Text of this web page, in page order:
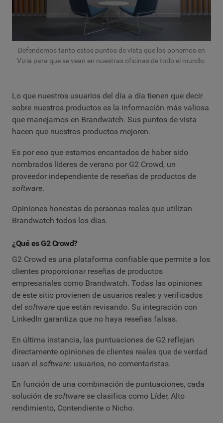
Defendemos tanto estos puntos de vista que los ponemos en
Vizia para que se vean en nuestras oficinas de todo el mundo.
Lo que nuestros usuarios del día a día tienen que decir
sobre nuestros productos es la información más valiosa
que manejamos en Brandwatch. Sus puntos de vista
hacen que nuestros productos mejoren.
Es por eso que estamos encantados de haber sido
nombrados líderes de verano por G2 Crowd, un
proveedor independiente de reseñas de productos de
software.
Opiniones honestas de personas reales que utilizan
Brandwatch todos los días.
¿Qué es G2 Crowd?
G2 Crowd es una plataforma confiable que permite a los
clientes proporcionar reseñas de productos
empresariales como Brandwatch. Todas las opiniones
de este sitio provienen de usuarios reales y verificados
del software que están revisando. Su integración con
LinkedIn garantiza que no haya reseñas falsas.
En última instancia, las puntuaciones de G2 reflejan
directamente opiniones de clientes reales que de verdad
usan el software: usuarios, no comentaristas.
En función de una combinación de puntuaciones, cada
solución de software se clasifica como Líder, Alto
rendimiento, Contendiente o Nicho.